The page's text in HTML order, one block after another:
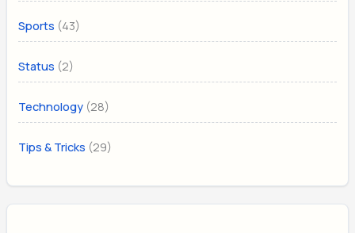
Sports (43)
Status (2)
Technology (28)
Tips & Tricks (29)